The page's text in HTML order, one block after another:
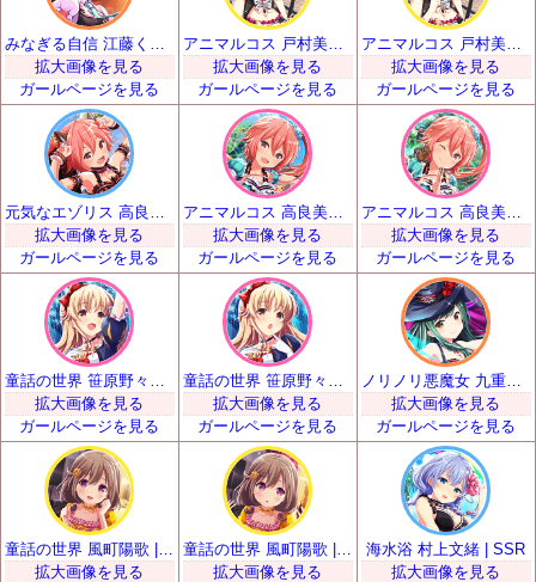
拡大画像を見る
ガールページを見る
アニマルコス 戸村美知留 | SSR
拡大画像を見る
ガールページを見る
アニマルコス 戸村美知留 | SSR
拡大画像を見る
ガールページを見る
拡大画像を見る
ガールページを見る
アニマルコス 高良美海 | SSR
拡大画像を見る
ガールページを見る
アニマルコス 高良美海 | SSR
拡大画像を見る
ガールページを見る
拡大画像を見る
ガールページを見る
拡大画像を見る
ガールページを見る
ノリノリ悪魔女 九重忍 | SSR
拡大画像を見る
ガールページを見る
拡大画像を見る
童話の世界 風町陽歌 | SSR
拡大画像を見る
海水浴 村上文緒 | SSR
拡大画像を見る